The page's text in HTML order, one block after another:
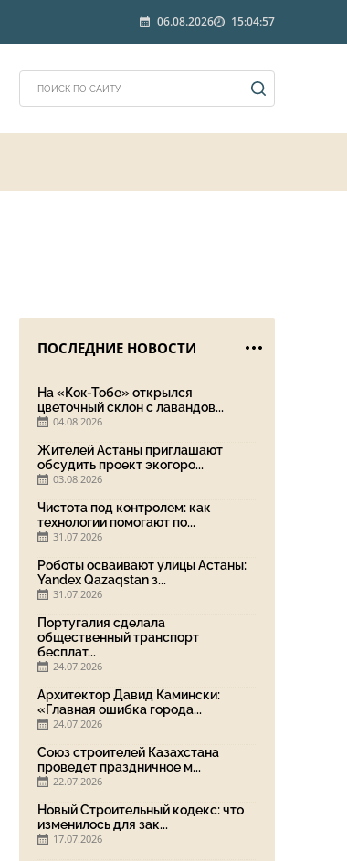
06.08.2026 15:04:57
ПОСЛЕДНИЕ НОВОСТИ
На «Кок-Тобе» открылся
цветочный склон с лавандов...
04.08.2026
Жителей Астаны приглашают
обсудить проект экогоро...
03.08.2026
Чистота под контролем: как
технологии помогают по...
31.07.2026
Роботы осваивают улицы Астаны:
Yandex Qazaqstan з...
31.07.2026
Португалия сделала
общественный транспорт
бесплат...
24.07.2026
Архитектор Давид Камински:
«Главная ошибка города...
24.07.2026
Союз строителей Казахстана
проведет праздничное м...
22.07.2026
Новый Строительный кодекс: что
изменилось для зак...
17.07.2026